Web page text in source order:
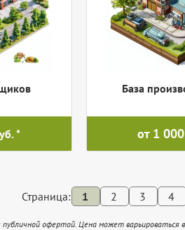
База
от 1 000
Страница: 1 2 3 4
офертой. Цена может варьироваться